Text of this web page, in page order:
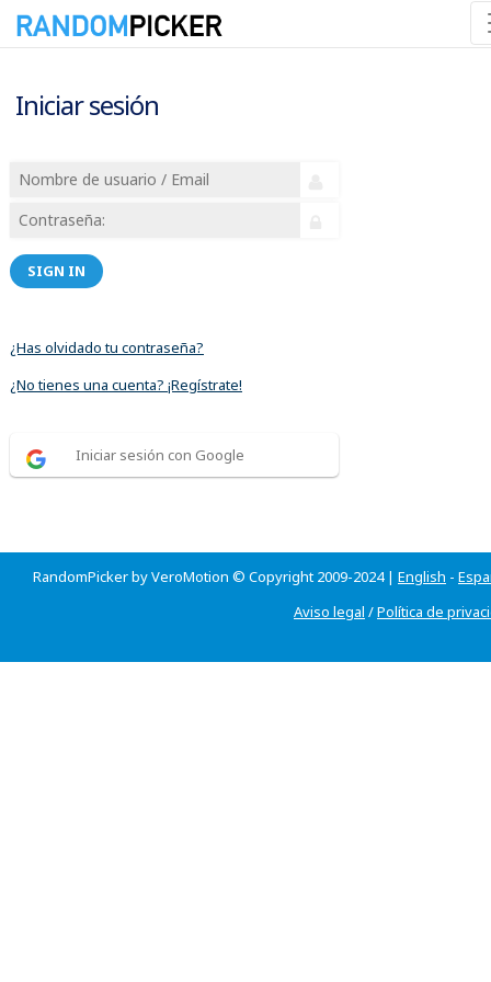
Iniciar sesión
SIGN IN
¿Has olvidado tu contraseña?
¿No tienes una cuenta? ¡Regístrate!
Iniciar sesión con Google
RandomPicker by VeroMotion © Copyright 2009-2024 | English -
Aviso legal /Política de